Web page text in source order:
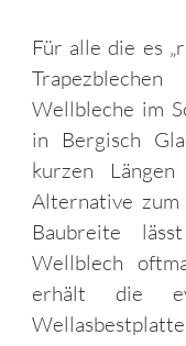
Für alle die es
Wellbleche im
in Bergisch
kurzen
Alternative
Baubreite
Wellblech
erhält die